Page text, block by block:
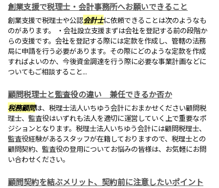
創業支援で税理士・会計事務所へお願いできること
創業支援で税理士や公認会計士に依頼できることは次のようなも
のがあります。 ・会社設立支援まずは会社を登記する前の段階か
らの支援です。会社を登記する際には定款を作成し、管轄の法務
局に申請を行う必要があります。その際にどのような定款を作成
すればよいのか、今後資金調達を行う際に必要な事業計画などに
ついてもご相談すること...
顧問税理士と監査役の違い 兼任できるか否か
税務顧問は、税理士法人いちゆう会計におまかせください顧問税
理士、監査役はいずれも法人を適切に運営していく上で重要なポ
ジションとなります。税理士法人いちゆう会計には顧問税理士、
監査役経験があるスタッフが在籍しておりますので、税理士との
顧問契約、監査役の登用についてお悩みの皆様は、お気軽にお問
い合わせください。
顧問契約を結ぶメリット、契約前に注意したいポイント